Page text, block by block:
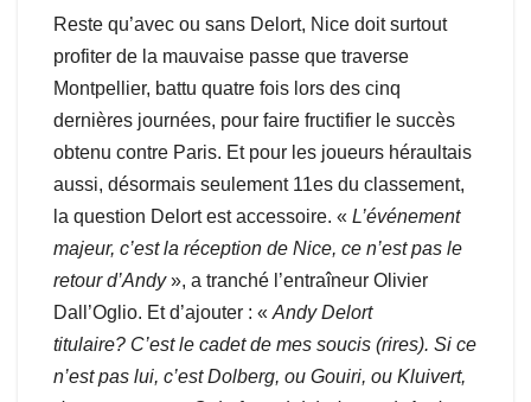
Reste qu’avec ou sans Delort, Nice doit surtout
profiter de la mauvaise passe que traverse
Montpellier, battu quatre fois lors des cinq
dernières journées, pour faire fructifier le succès
obtenu contre Paris. Et pour les joueurs héraultais
aussi, désormais seulement 11es du classement,
la question Delort est accessoire. « L’événement
majeur, c’est la réception de Nice, ce n’est pas le
retour d’Andy», a tranché l’entraîneur Olivier
Dall’Oglio. Et d’ajouter : « Andy Delort
titulaire? C’est le cadet de mes soucis (rires). Si ce
n’est pas lui, c’est Dolberg, ou Gouiri, ou Kluivert,